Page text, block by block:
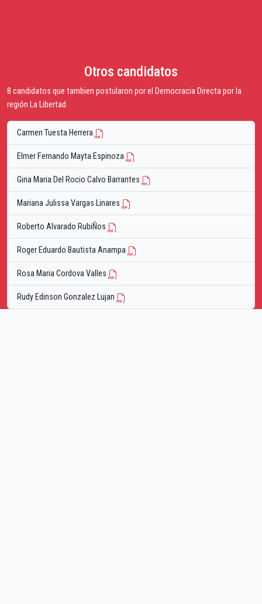
Otros candidatos
8 candidatos que tambien postularon por el Democracia Directa por la
región La Libertad
Carmen Tuesta Herrera
Elmer Fernando Mayta Espinoza
Gina Maria Del Rocio Calvo Barrantes
Mariana Julissa Vargas Linares
Roberto Alvarado RubiÑos
Roger Eduardo Bautista Anampa
Rosa Maria Cordova Valles
Rudy Edinson Gonzalez Lujan